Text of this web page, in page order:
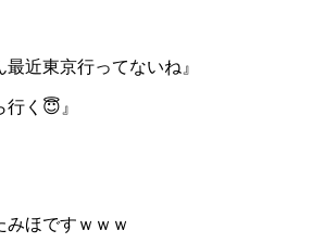
最近東京行ってないね』
行く😇』
みほですｗｗｗ